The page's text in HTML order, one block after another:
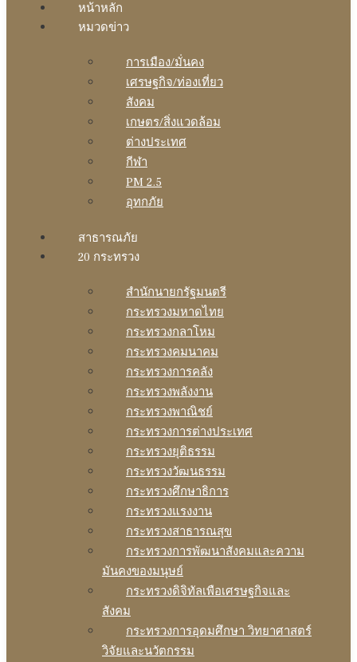
หน้าหลัก
หมวดข่าว
การเมือง/มั่นคง
เศรษฐกิจ/ท่องเที่ยว
สังคม
เกษตร/สิ่งแวดล้อม
ต่างประเทศ
กีฬา
PM 2.5
อุทกภัย
สาธารณภัย
20 กระทรวง
สํานักนายกรัฐมนตรี
กระทรวงมหาดไทย
กระทรวงกลาโหม
กระทรวงคมนาคม
กระทรวงการคลัง
กระทรวงพลังงาน
กระทรวงพาณิชย์
กระทรวงการต่างประเทศ
กระทรวงยุติธรรม
กระทรวงวัฒนธรรม
กระทรวงศึกษาธิการ
กระทรวงแรงงาน
กระทรวงสาธารณสุข
กระทรวงการพัฒนาสังคมและความ
มันคงของมนุษย์
กระทรวงดิจิทัลเพือเศรษฐกิจและ
สังคม
กระทรวงการอุดมศึกษา วิทยาศาสตร์
วิจัยและนวัตกรรม